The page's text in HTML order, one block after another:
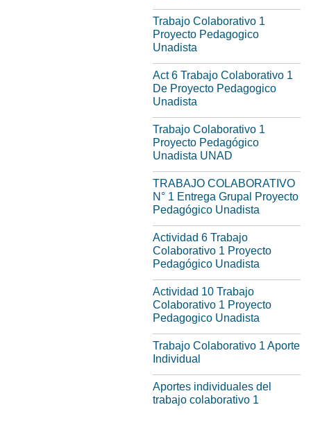
Trabajo Colaborativo 1
Proyecto Pedagogico
Unadista
Act 6 Trabajo Colaborativo 1
De Proyecto Pedagogico
Unadista
Trabajo Colaborativo 1
Proyecto Pedagógico
Unadista UNAD
TRABAJO COLABORATIVO
N° 1 Entrega Grupal Proyecto
Pedagógico Unadista
Actividad 6 Trabajo
Colaborativo 1 Proyecto
Pedagógico Unadista
Actividad 10 Trabajo
Colaborativo 1 Proyecto
Pedagogico Unadista
Trabajo Colaborativo 1 Aporte
Individual
Aportes individuales del
trabajo colaborativo 1